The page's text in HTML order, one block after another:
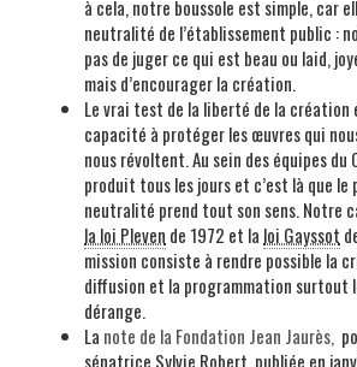
à cela, notre boussole est simple, car
neutralité de l’établissement public :
pas de juger ce qui est beau ou laid,
mais d’encourager la création.
Le vrai test de la liberté de la création
capacité à protéger les œuvres qui
nous révoltent. Au sein des équipes du
produit tous les jours et c’est là que le
neutralité prend tout son sens. Notre
la loi Pleven de 1972 et la loi Gayssot
mission consiste à rendre possible la
diffusion et la programmation surtout
dérange.
La note de la Fondation Jean Jaurès,
sénatrice Sylvie Robert, publiée en